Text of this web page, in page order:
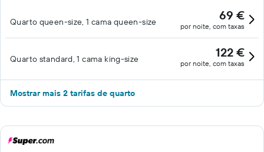
Quarto queen-size, 1 cama queen-size 69 €
por noite, com taxas
Quarto standard, 1 cama king-size 122 €
por noite, com taxas
Mostrar mais 2 tarifas de quarto